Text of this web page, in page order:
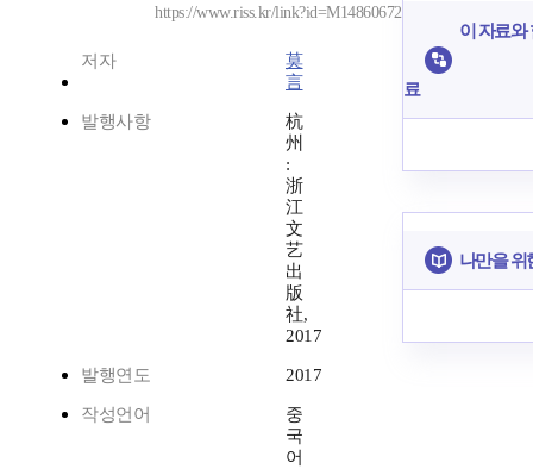
https://www.riss.kr/link?id=M14860672
저자
莫
言
발행사항
杭
州
:
浙
江
文
艺
出
版
社,
2017
발행연도 2017
작성언어
중
국
어
이 자료와
료
나만을 위